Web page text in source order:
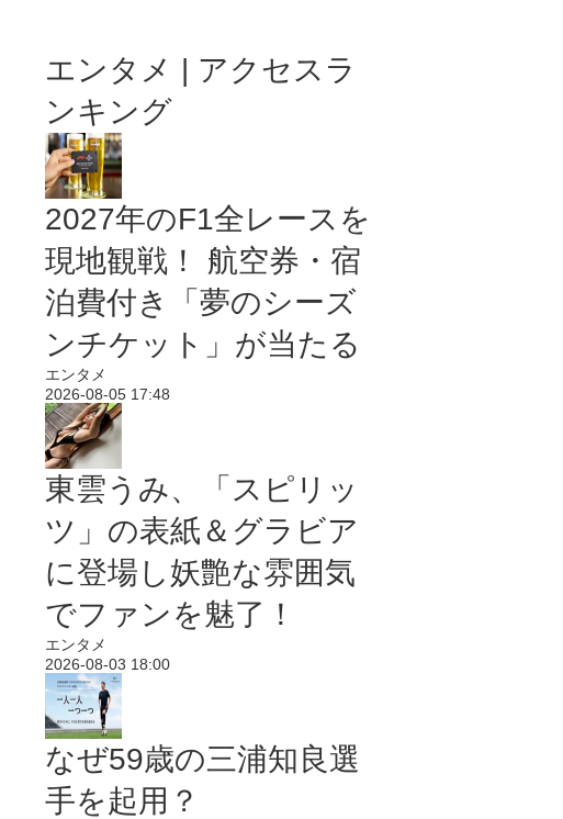
エンタメ | アクセスラ
ンキング
2027年のF1全レースを
現地観戦！ 航空券・宿
泊費付き「夢のシーズ
ンチケット」が当たる
エンタメ
2026-08-05 17:48
東雲うみ、「スピリッ
ツ」の表紙＆グラビア
に登場し妖艶な雰囲気
でファンを魅了！
エンタメ
2026-08-03 18:00
なぜ59歳の三浦知良選
手を起用？